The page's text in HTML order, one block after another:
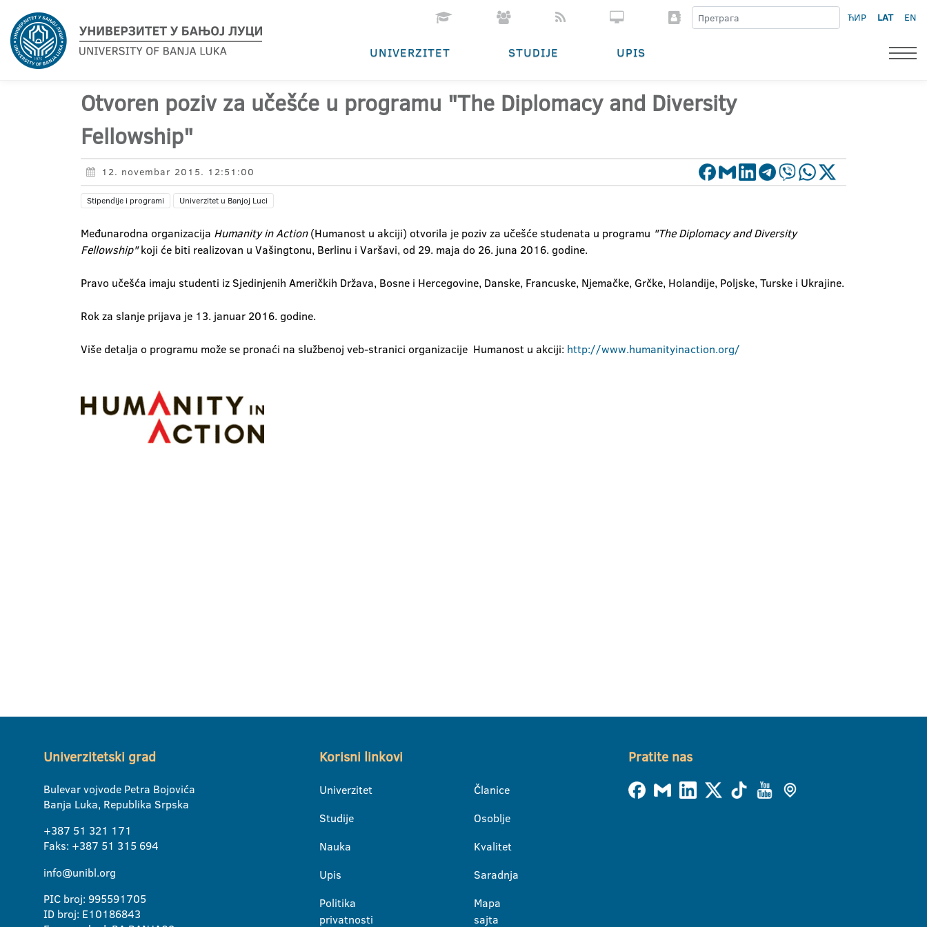
ЋИР LAT EN
UNIVERZITET STUDIJE UPIS
Otvoren poziv za učešće u programu "The Diplomacy and Diversity
Fellowship"
12. novembar 2015. 12:51:00
Stipendije i programi Univerzitet u Banjoj Luci
Međunarodna organizacija Humanity in Action(Humanost u akciji) otvorila je poziv za učešće studenata u programu "The Diplomacy and Diversity
Fellowship"koji će biti realizovan u Vašingtonu, Berlinu i Varšavi, od 29. maja do 26. juna 2016. godine.
Pravo učešća imaju studenti iz Sjedinjenih Američkih Država, Bosne i Hercegovine, Danske, Francuske, Njemačke, Grčke, Holandije, Poljske, Turske i Ukrajine.
Rok za slanje prijava je 13. januar 2016. godine.
Više detalja o programu može se pronaći na službenoj veb-stranici organizacije Humanost u akciji: http://www.humanityinaction.org/
Univerzitetski grad
Bulevar vojvode Petra Bojovića
Banja Luka, Republika Srpska
+387 51 321 171
Faks: +387 51 315 694
info@unibl.org
PIC broj: 995591705
ID broj: E10186843
Korisni linkovi
Univerzitet
Studije
Nauka
Upis
Politika
privatnosti
Članice
Osoblje
Kvalitet
Saradnja
Mapa
sajta
Pratite nas